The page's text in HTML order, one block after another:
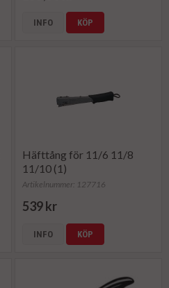
INFO KÖP
Häfttång för 11/6 11/8
11/10 (1)
Artikelnummer: 127716
539 kr
INFO KÖP